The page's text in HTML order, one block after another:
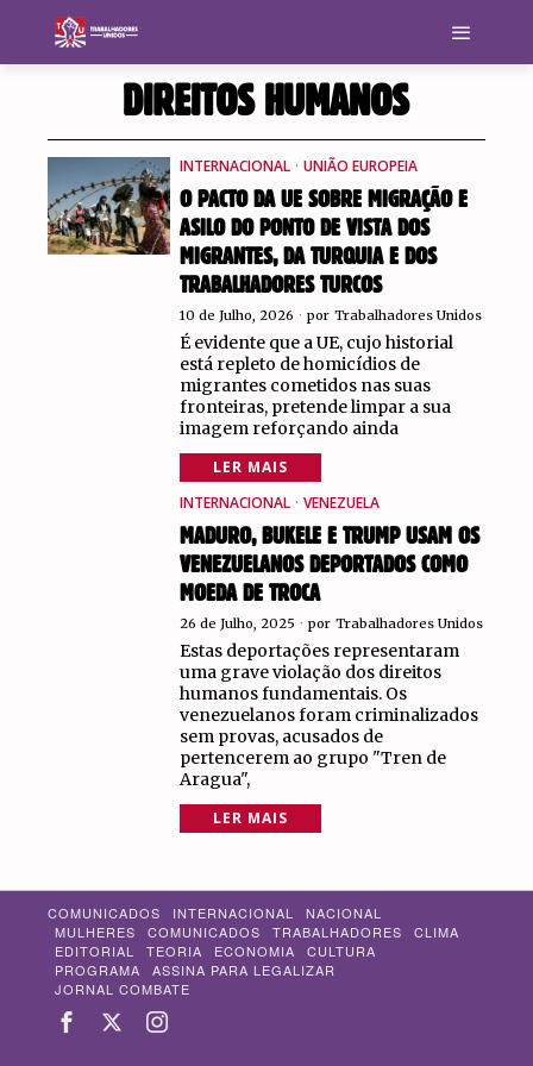
DIREITOS HUMANOS
INTERNACIONAL · UNIÃO EUROPEIA
O PACTO DA UE SOBRE MIGRAÇÃO E
ASILO DO PONTO DE VISTA DOS
MIGRANTES, DA TURQUIA E DOS
TRABALHADORES TURCOS
10 de Julho, 2026 por Trabalhadores Unidos
É evidente que a UE, cujo historial
está repleto de homicídios de
migrantes cometidos nas suas
fronteiras, pretende limpar a sua
imagem reforçando ainda
LER MAIS
INTERNACIONAL · VENEZUELA
MADURO, BUKELE E TRUMP USAM OS
VENEZUELANOS DEPORTADOS COMO
MOEDA DE TROCA
26 de Julho, 2025 por Trabalhadores Unidos
Estas deportações representaram
uma grave violação dos direitos
humanos fundamentais. Os
venezuelanos foram criminalizados
sem provas, acusados de
pertencerem ao grupo "Tren de
Aragua",
LER MAIS
COMUNICADOS INTERNACIONAL
NACIONAL
MULHERES
COMUNICADOS TRABALHADORES
CLIMA
EDITORIAL
TEORIA ECONOMIA
CULTURA
PROGRAMA
ASSINA PARA LEGALIZAR
JORNAL COMBATE